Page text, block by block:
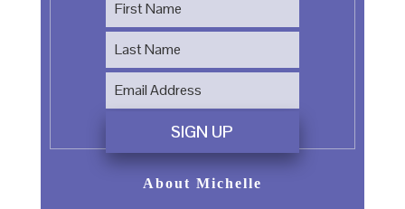
SIGN UP
About Michelle